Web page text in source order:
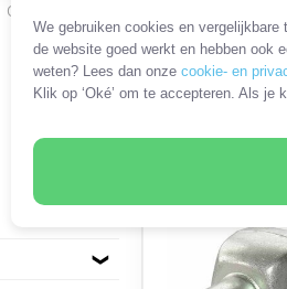
We gebruiken cookies en
de website goed werkt en hebben ook
weten? Lees dan onze cookie- en
Klik op ‘Oké’ om te accepteren. Als je
Connectoren
Compressie IEC